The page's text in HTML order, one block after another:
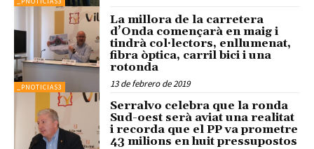
_PNOTICIAS3
La millora de la carretera
d’Onda començarà en maig i
tindrà col·lectors, enllumenat,
fibra òptica, carril bici i una
rotonda
13 de febrero de 2019
Serralvo celebra que la ronda
Sud-oest serà aviat una realitat
i recorda que el PP va prometre
43 milions en huit pressupostos